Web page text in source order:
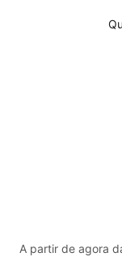
A partir de agora